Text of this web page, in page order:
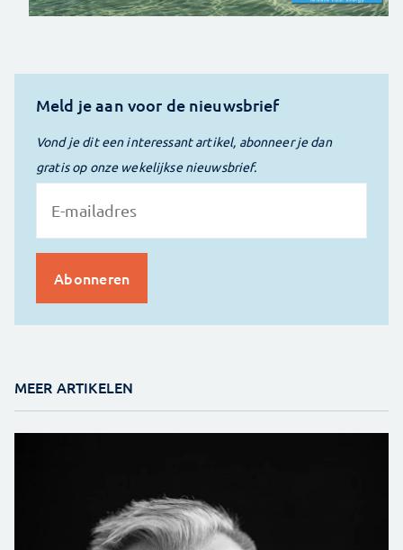
Meld je aan voor de nieuwsbrief
Vond je dit een interessant artikel, abonneer je dan
gratis op onze wekelijkse nieuwsbrief.
MEER ARTIKELEN